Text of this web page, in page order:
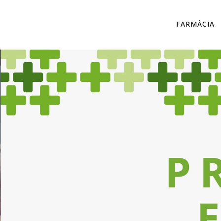
FARMÁCIA